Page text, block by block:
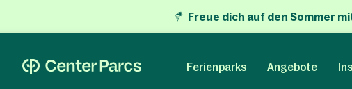
Freue dich auf den Sommer
Ferienparks Angebote